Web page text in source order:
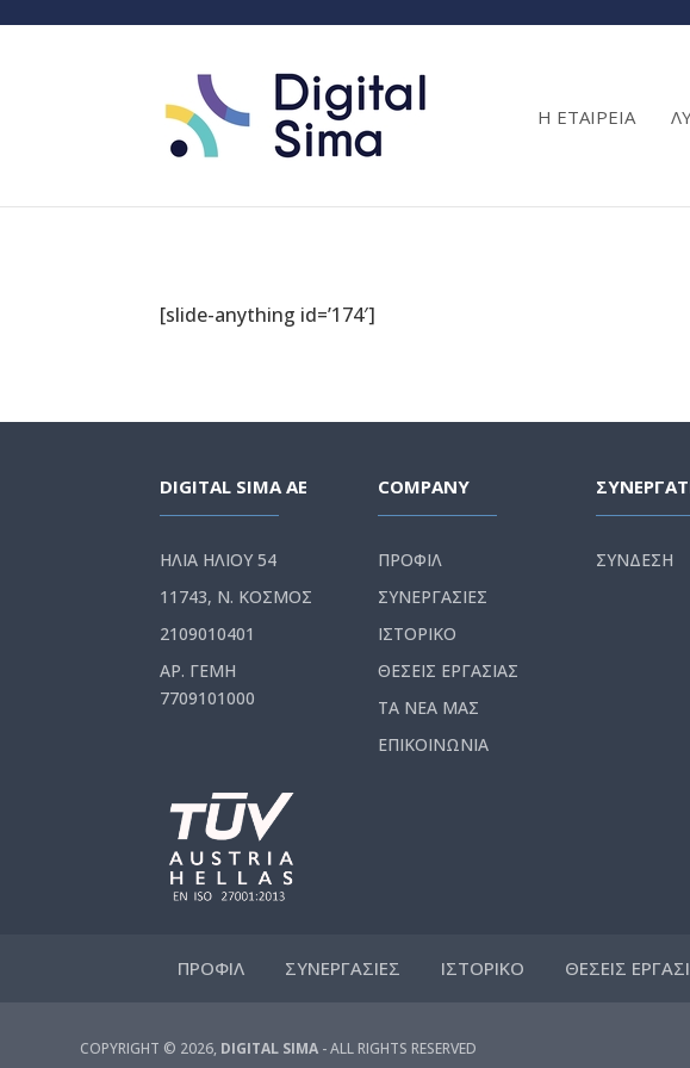
Η ΕΤΑΙΡΕΙΑ
[slide-anything id=’174′]
DIGITAL SIMA AE
ΗΛΙΑ ΗΛΙΟΥ 54
11743, Ν. ΚΟΣΜΟΣ
2109010401
ΑΡ. ΓΕΜΗ
7709101000
COMPANY
ΠΡΟΦΙΛ
ΣΥΝΕΡΓΑΣΙΕΣ
ΙΣΤΟΡΙΚΟ
ΘΕΣΕΙΣ ΕΡΓΑΣΙΑΣ
ΤΑ ΝΕΑ ΜΑΣ
ΕΠΙΚΟΙΝΩΝΙΑ
ΣΥΝΔΕΣΗ
ΠΡΟΦΙΛ ΣΥΝΕΡΓΑΣΙΕΣ ΙΣΤΟΡΙΚΟ ΘΕΣΕΙΣ
COPYRIGHT © 2026, DIGITAL SIMA - ALL RIGHTS RESERVED